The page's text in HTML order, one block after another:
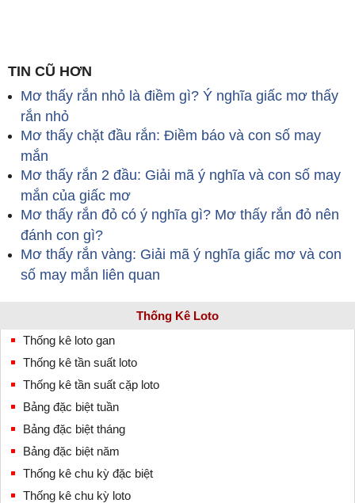
TIN CŨ HƠN
Mơ thấy rắn nhỏ là điềm gì? Ý nghĩa giấc mơ thấy
rắn nhỏ
Mơ thấy chặt đầu rắn: Điềm báo và con số may
mắn
Mơ thấy rắn 2 đầu: Giải mã ý nghĩa và con số may
mắn của giấc mơ
Mơ thấy rắn đỏ có ý nghĩa gì? Mơ thấy rắn đỏ nên
đánh con gì?
Mơ thấy rắn vàng: Giải mã ý nghĩa giấc mơ và con
số may mắn liên quan
Thống Kê Loto
Thống kê loto gan
Thống kê tần suất loto
Thống kê tần suất cặp loto
Bảng đặc biệt tuần
Bảng đặc biệt tháng
Bảng đặc biệt năm
Thống kê chu kỳ đặc biệt
Thống kê chu kỳ loto